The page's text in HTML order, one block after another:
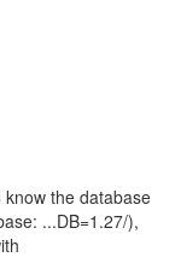
the database
...DB=1.27/),